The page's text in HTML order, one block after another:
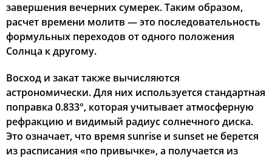
31, Пн 03:23 05:30 12:28 16:12 19:24 21:21
завершения вечерних сумерек. Таким образом,
расчет времени молитв — это последовательность
формульных переходов от одного положения
Солнца к другому.
Восход и закат также вычисляются
астрономически. Для них используется стандартная
поправка 0.833°, которая учитывает атмосферную
рефракцию и видимый радиус солнечного диска.
Это означает, что время sunrise и sunset не берется
из расписания «по привычке», а получается из